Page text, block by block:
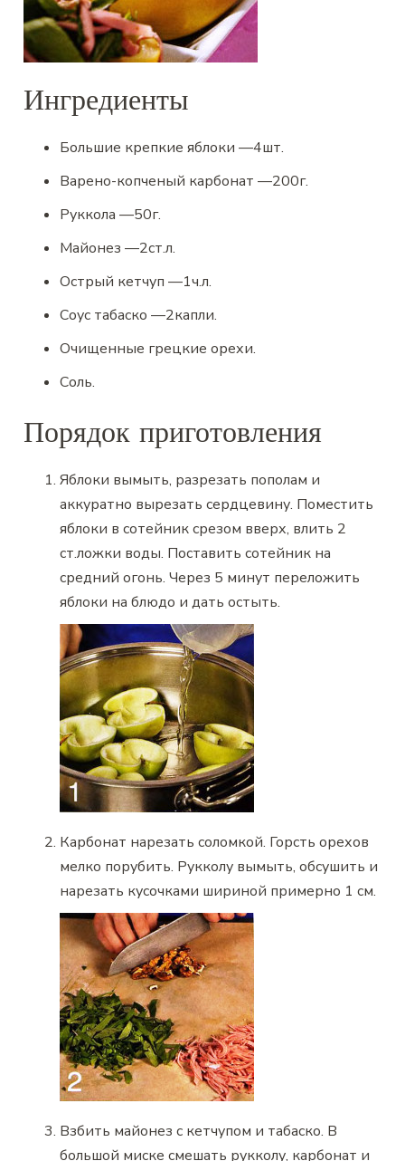
Ингредиенты
Большие крепкие яблоки —4шт.
Варено-копченый карбонат —200г.
Руккола —50г.
Майонез —2ст.л.
Острый кетчуп —1ч.л.
Соус табаско —2капли.
Очищенные грецкие орехи.
Соль.
Порядок приготовления
Яблоки вымыть, разрезать пополам и
аккуратно вырезать сердцевину. Поместить
яблоки в сотейник срезом вверх, влить 2
ст.ложки воды. Поставить сотейник на
средний огонь. Через 5 минут переложить
яблоки на блюдо и дать остыть.
Карбонат нарезать соломкой. Горсть орехов
мелко порубить. Рукколу вымыть, обсушить и
нарезать кусочками шириной примерно 1 см.
Взбить майонез с кетчупом и табаско. В
большой миске смешать рукколу, карбонат и